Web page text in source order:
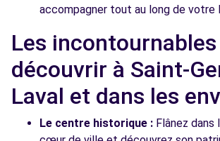
accompagner tout au long de votre
Les incontournables
découvrir à Saint-
Laval et dans les
Le centre historique : Flânez dans